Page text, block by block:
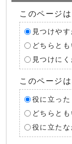
このページ
見つけや
どちらと
見つけに
このページ
役に立った
どちらと
役に立たな